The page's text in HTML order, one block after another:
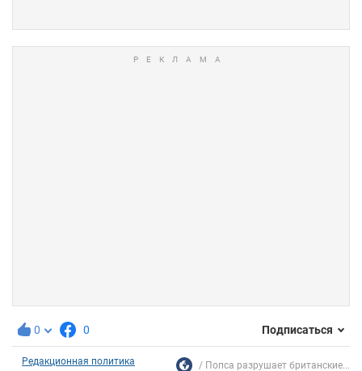
0 0 Подписаться
Редакционная политика Попса разрушает британские...